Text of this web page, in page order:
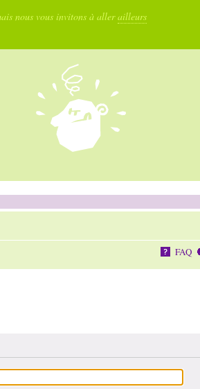
nous vous invitons à allerailleurs
FAQ